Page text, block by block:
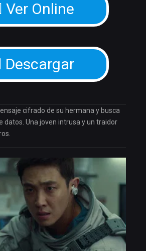
Ver Online
Descargar
cifrado de su hermana y busca
datos. Una joven intrusa y un traidor